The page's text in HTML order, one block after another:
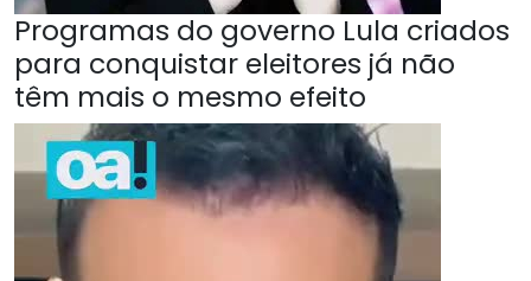
Programas do governo Lula criados
para conquistar eleitores já não
têm mais o mesmo efeito